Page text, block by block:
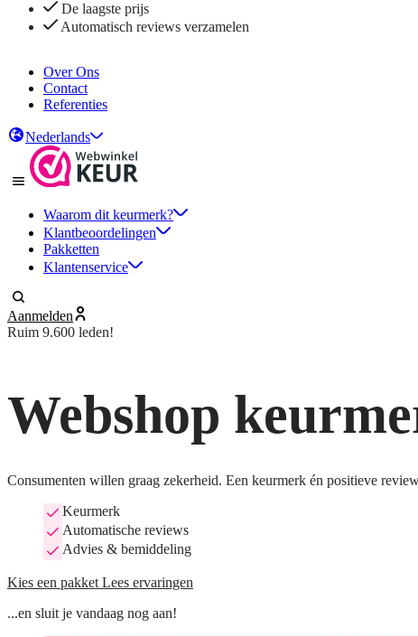
De laagste prijs
Automatisch reviews verzamelen
Over Ons
Contact
Referenties
Nederlands
Waarom dit keurmerk?
Klantbeoordelingen
Pakketten
Klantenservice
Aanmelden
Ruim 9.600 leden!
Webshop
Consumenten willen graag zekerheid. Een keurmerk én positieve
Keurmerk
Automatische reviews
Advies & bemiddeling
Kies een pakket Lees ervaringen
...en sluit je vandaag nog aan!